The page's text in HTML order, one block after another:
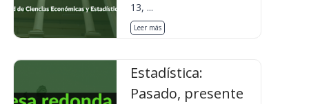
13, ...
Leer más
Estadística:
Pasado, presente